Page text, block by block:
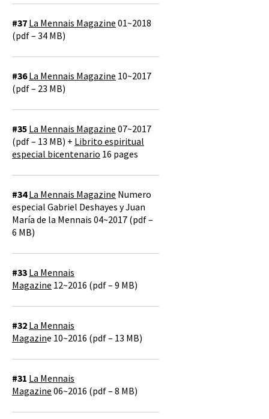
#37 La Mennais Magazine 01~2018
(pdf – 34 MB)
#36 La Mennais Magazine 10~2017
(pdf – 23 MB)
#35 La Mennais Magazine 07~2017
(pdf – 13 MB) + Librito espiritual
especial bicentenario 16 pages
#34 La Mennais Magazine Numero
especial Gabriel Deshayes y Juan
María de la Mennais 04~2017 (pdf –
6 MB)
#33 La Mennais
Magazine 12~2016 (pdf – 9 MB)
#32 La Mennais
Magazine 10~2016 (pdf – 13 MB)
#31 La Mennais
Magazine 06~2016 (pdf – 8 MB)